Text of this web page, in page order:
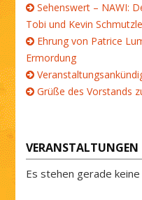
Sehenswert – NAWI:
Tobi und Kevin
Ehrung von Patrice
Ermordung
Grüße des Vorstands
VERANSTALTUNGEN
Es stehen gerade